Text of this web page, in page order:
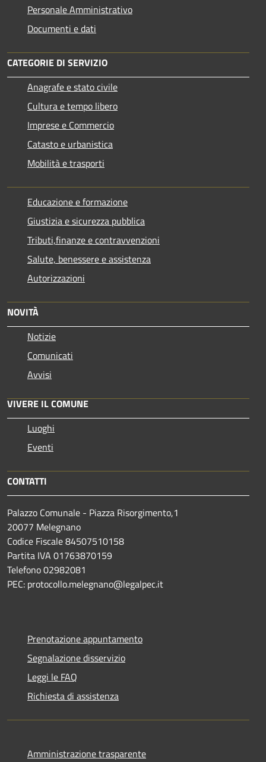
Personale Amministrativo
Documenti e dati
CATEGORIE DI SERVIZIO
Anagrafe e stato civile
Cultura e tempo libero
Imprese e Commercio
Catasto e urbanistica
Mobilità e trasporti
Educazione e formazione
Giustizia e sicurezza pubblica
Tributi,finanze e contravvenzioni
Salute, benessere e assistenza
Autorizzazioni
NOVITÀ
Notizie
Comunicati
Avvisi
VIVERE IL COMUNE
Luoghi
Eventi
CONTATTI
Palazzo Comunale - Piazza Risorgimento,1
20077 Melegnano
Codice Fiscale 84507510158
Partita IVA 01763870159
Telefono 02982081
PEC: protocollo.melegnano@legalpec.it
Prenotazione appuntamento
Segnalazione disservizio
Leggi le FAQ
Richiesta di assistenza
Amministrazione trasparente